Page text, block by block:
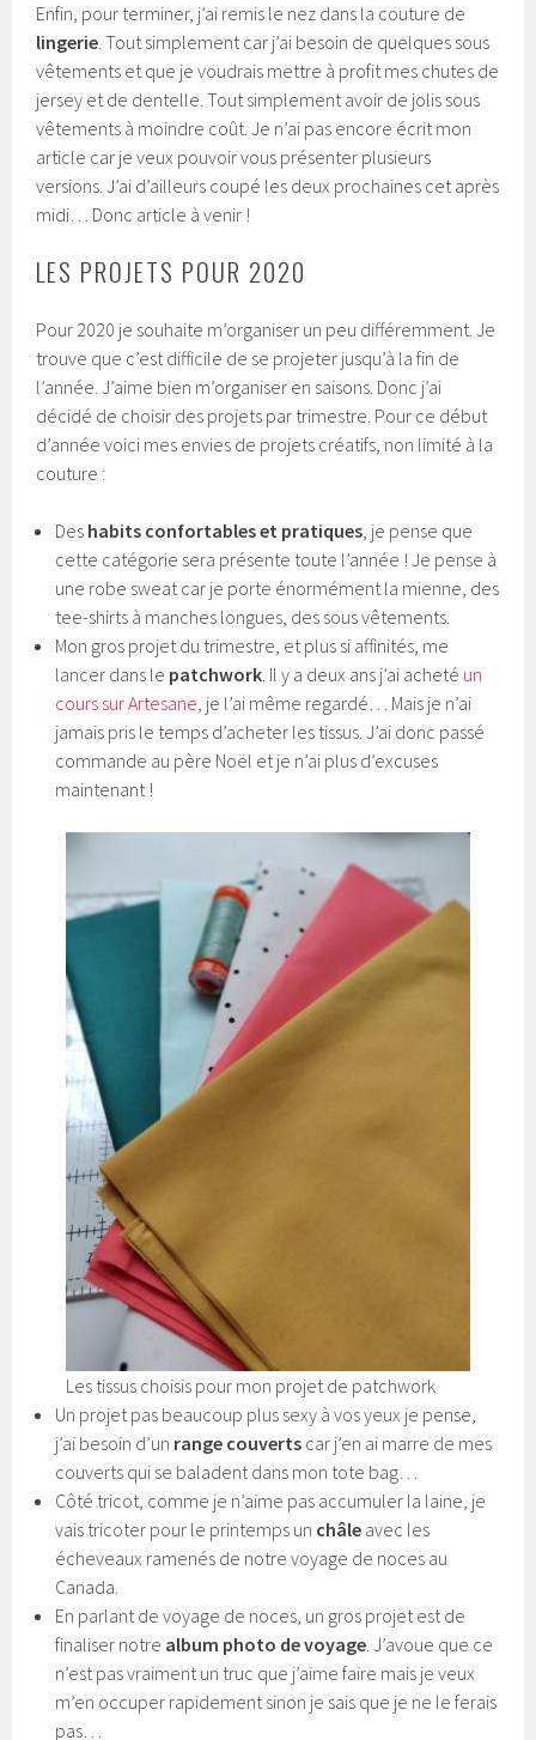
Enfin, pour terminer, j’ai remis le nez dans la couture de
lingerie. Tout simplement car j’ai besoin de quelques sous
vêtements et que je voudrais mettre à profit mes chutes de
jersey et de dentelle. Tout simplement avoir de jolis sous
vêtements à moindre coût. Je n’ai pas encore écrit mon
article car je veux pouvoir vous présenter plusieurs
versions. J’ai d’ailleurs coupé les deux prochaines cet après
midi… Donc article à venir !
LES PROJETS POUR 2020
Pour 2020 je souhaite m’organiser un peu différemment. Je
trouve que c’est difficile de se projeter jusqu’à la fin de
l’année. J’aime bien m’organiser en saisons. Donc j’ai
décidé de choisir des projets par trimestre. Pour ce début
d’année voici mes envies de projets créatifs, non limité à la
couture :
Des habits confortables et pratiques, je pense que
cette catégorie sera présente toute l’année ! Je pense à
une robe sweat car je porte énormément la mienne, des
tee-shirts à manches longues, des sous vêtements.
Mon gros projet du trimestre, et plus si affinités, me
lancer dans le patchwork. Il y a deux ans j’ai acheté un
cours sur Artesane, je l’ai même regardé… Mais je n’ai
jamais pris le temps d’acheter les tissus. J’ai donc passé
commande au père Noël et je n’ai plus d’excuses
maintenant !
Les tissus choisis pour mon projet de patchwork
Un projet pas beaucoup plus sexy à vos yeux je pense,
j’ai besoin d’un range couverts car j’en ai marre de mes
couverts qui se baladent dans mon tote bag…
Côté tricot, comme je n’aime pas accumuler la laine, je
vais tricoter pour le printemps un châle avec les
écheveaux ramenés de notre voyage de noces au
Canada.
En parlant de voyage de noces, un gros projet est de
finaliser notre album photo de voyage. J’avoue que ce
n’est pas vraiment un truc que j’aime faire mais je veux
m’en occuper rapidement sinon je sais que je ne le ferais
pas…